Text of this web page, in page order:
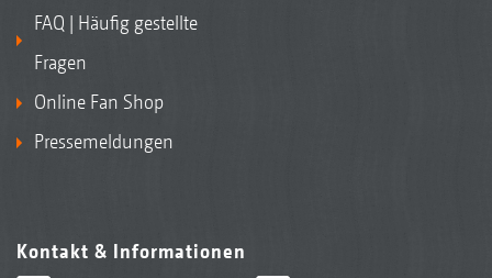
FAQ | Häufig gestellte
Fragen
Online Fan Shop
Pressemeldungen
Kontakt & Informationen